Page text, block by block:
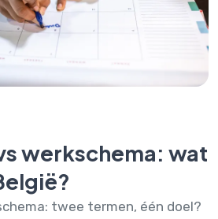
werkschema: wat
twee termen, één doel?